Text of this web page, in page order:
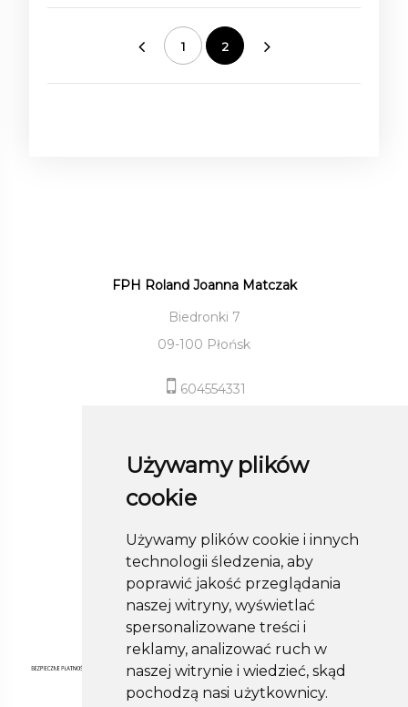
Używamy plików
cookie
Używamy plików cookie i innych
technologii śledzenia, aby
poprawić jakość przeglądania
naszej witryny, wyświetlać
spersonalizowane treści i
reklamy, analizować ruch w
naszej witrynie i wiedzieć, skąd
pochodzą nasi użytkownicy.
«
1 2
»
FPH Roland Joanna Matczak
Biedronki 7
09-100 Płońsk
604554331
Informacje
Pomoc
Moje konto
Obserwuj nas